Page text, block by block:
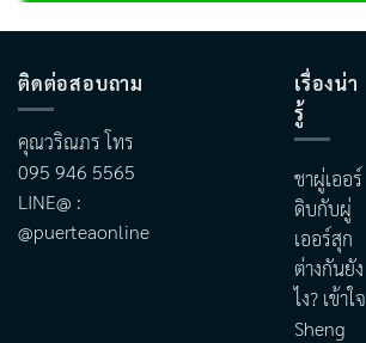
ติดต่อสอบถาม
คุณวริณภร โทร
095 946 5565
LINE@ :
@puerteaonline
เรื่องน่า
รู้
ชาผู่เออร์
ดิบกับผู่
เออร์สุก
ต่างกันยัง
ไง? เข้าใจ
Sheng